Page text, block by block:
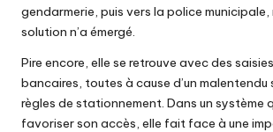
gendarmerie, puis vers la police municipale,
solution n’a émergé.
Pire encore, elle se retrouve avec des
bancaires, toutes à cause d’un malentendu
règles de stationnement. Dans un système
favoriser son accès, elle fait face à une